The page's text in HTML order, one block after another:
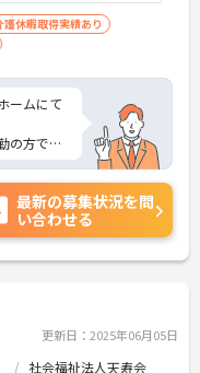
護休暇取得実績あり
ームにて
の方でも
。
ど、さら
相談くだ
最新の募集状況を問
い合わせる
更新日：2025年06月05日
社会福祉法人天寿会